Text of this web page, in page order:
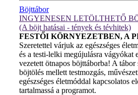
Böjttábor
INGYENESEN LETÖLTHETŐ
(A böjt hatásai - tények és tévhitek)
FESTŐI KÖRNYEZETBEN, A
Szeretettel várjuk az egészséges
és a testi-lelki megújulásra vágyókat
vezetett ötnapos böjttáborba! A tábor
böjtölés mellett testmozgás,
egészséges életmóddal kapcsolatos
tartalmassá a programot.